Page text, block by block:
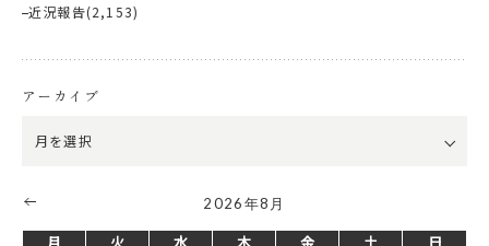
近況報告(2,153)
アーカイブ
2026年8月
月 火 水 木 金 土
日